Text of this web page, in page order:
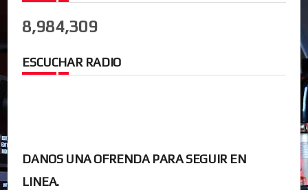
8,984,309
ESCUCHAR RADIO
DANOS UNA OFRENDA PARA SEGUIR EN
LINEA.